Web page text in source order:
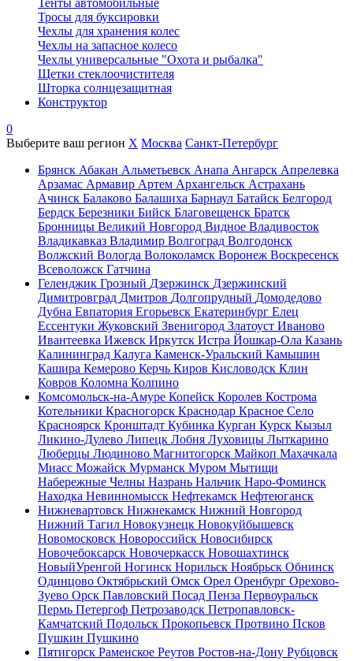
Тенты автомобильные
Тросы для буксировки
Чехлы для хранения колес
Чехлы на запасное колесо
Чехлы универсальные "Охота и рыбалка"
Щетки стеклоочистителя
Шторка солнцезащитная
Конструктор
0
Выберите ваш регион X Москва Санкт-Петербург
Брянск Абакан Альметьевск Анапа Ангарск Апрелевка
Арзамас Армавир Артем Архангельск Астрахань
Ачинск Балаково Балашиха Барнаул Батайск Белгород
Бердск Березники Бийск Благовещенск Братск
Бронницы Великий Новгород Видное Владивосток
Владикавказ Владимир Волгоград Волгодонск
Волжский Вологда Волоколамск Воронеж Воскресенск
Всеволожск Гатчина
Геленджик Грозный Дзержинск Дзержинский
Димитровград Дмитров Долгопрудный Домодедово
Дубна Евпатория Егорьевск Екатеринбург Елец
Ессентуки Жуковский Звенигород Златоуст Иваново
Ивантеевка Ижевск Иркутск Истра Йошкар-Ола Казань
Калининград Калуга Каменск-Уральский Камышин
Кашира Кемерово Керчь Киров Кисловодск Клин
Ковров Коломна Колпино
Комсомольск-на-Амуре Копейск Королев Кострома
Котельники Красногорск Краснодар Красное Село
Красноярск Кронштадт Кубинка Курган Курск Кызыл
Ликино-Дулево Липецк Лобня Луховицы Лыткарино
Люберцы Людиново Магнитогорск Майкоп Махачкала
Миасс Можайск Мурманск Муром Мытищи
Набережные Челны Назрань Нальчик Наро-Фоминск
Находка Невинномысск Нефтекамск Нефтеюганск
Нижневартовск Нижнекамск Нижний Новгород
Нижний Тагил Новокузнецк Новокуйбышевск
Новомосковск Новороссийск Новосибирск
Новочебоксарск Новочеркасск Новошахтинск
НовыйУренгой Ногинск Норильск Ноябрьск Обнинск
Одинцово Октябрьский Омск Орел Оренбург Орехово-
Зуево Орск Павловский Посад Пенза Первоуральск
Пермь Петергоф Петрозаводск Петропавловск-
Камчатский Подольск Прокопьевск Протвино Псков
Пушкин Пушкино
Пятигорск Раменское Реутов Ростов-на-Дону Рубцовск